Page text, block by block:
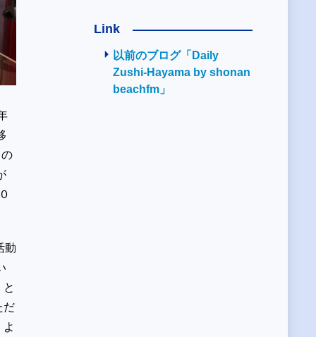
動
だ
Link
以前のブログ「Daily
Zushi-Hayama by shonan
beachfm」